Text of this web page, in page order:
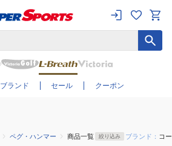
ブランド セール クーポン
さらに絞り込む
ペグ・ハンマー 商品一覧 絞り込み ブランド： コ